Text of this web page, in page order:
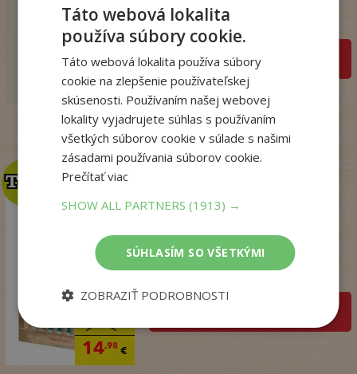
32,90€
19,95€
Na sklade
pridať do košíka
14,98€
TOP
TOP
lásky
Winterová Lea
Táto webová lokalita
používa súbory cookie.
Táto webová lokalita používa súbory
cookie na zlepšenie používateľskej
skúsenosti. Používaním našej webovej
lokality vyjadrujete súhlas s používaním
všetkých súborov cookie v súlade s našimi
zásadami používania súborov cookie.
Prečítať viac
SHOW ALL PARTNERS(1913) →
SÚHLASÍM SO VŠETKÝMI
ZOBRAZIŤ PODROBNOSTI